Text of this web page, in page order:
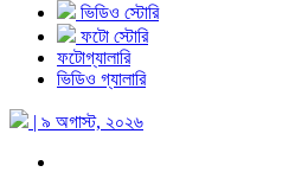
ভিডিও স্টোরি
ফটো স্টোরি
ফটোগ্যালারি
ভিডিও গ্যালারি
| ৯ অগাস্ট, ২০২৬